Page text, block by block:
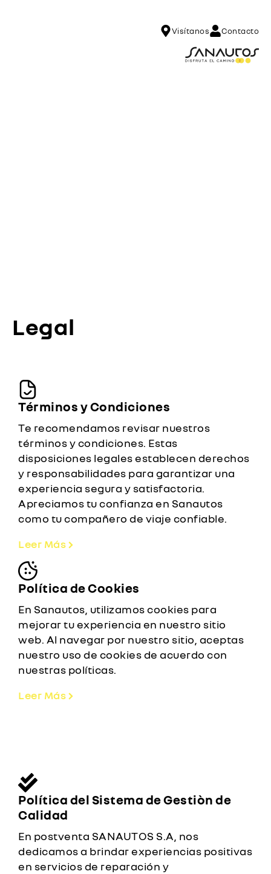
Visítanos Contacto
Legal
Términos y Condiciones
Te recomendamos revisar nuestros
términos y condiciones. Estas
disposiciones legales establecen derechos
y responsabilidades para garantizar una
experiencia segura y satisfactoria.
Apreciamos tu confianza en Sanautos
como tu compañero de viaje confiable.
Leer Más
Política de Cookies
En Sanautos, utilizamos cookies para
mejorar tu experiencia en nuestro sitio
web. Al navegar por nuestro sitio, aceptas
nuestro uso de cookies de acuerdo con
nuestras políticas.
Leer Más
Política del Sistema de Gestiòn de
Calidad
En postventa SANAUTOS S.A, nos
dedicamos a brindar experiencias positivas
en servicios de reparación y